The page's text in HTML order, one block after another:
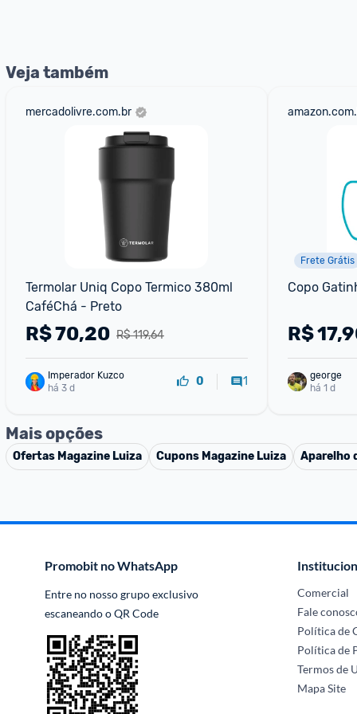
Veja também
mercadolivre.com.br
Termolar Uniq Copo Termico 380ml
CaféChá - Preto
R$ 119,64
R$70,20
Imperador Kuzco
há 3 d
0 1
Frete Grátis
Copo
R$
george
há 1 d
Mais opções
Ofertas Magazine Luiza Cupons Magazine Luiza Aparelho
Promobit no WhatsApp
Entre no nosso grupo exclusivo
escaneando o QR Code
Comercial
Fale
Política de
Política de
Termos de
Mapa Site